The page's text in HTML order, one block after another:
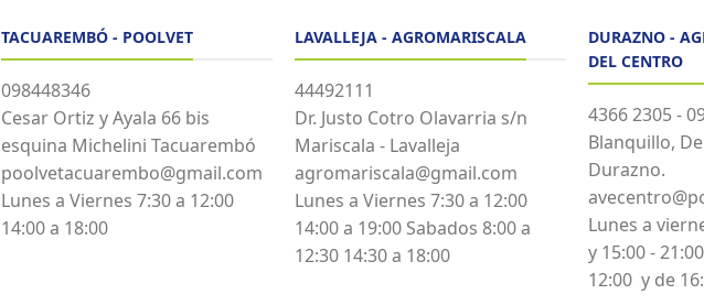
TACUAREMBÓ - POOLVET
098448346
Cesar Ortiz y Ayala 66 bis
esquina Michelini Tacuarembó
poolvetacuarembo@gmail.com
Lunes a Viernes 7:30 a 12:00
14:00 a 18:00
LAVALLEJA - AGROMARISCALA
44492111
Dr. Justo Cotro Olavarria s/n
Mariscala - Lavalleja
agromariscala@gmail.com
Lunes a Viernes 7:30 a 12:00
14:00 a 19:00 Sabados 8:00 a
12:30 14:30 a 18:00
DURAZNO -
DEL CENTRO
4366 2305 -
Blanquillo,
Durazno.
Lunes a
y 15:00 -
12:00 y de